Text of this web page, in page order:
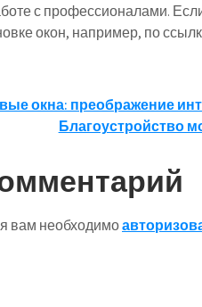
с профессионалами.
окон, например, по
окна: преображение
Благоустройство
вам необходимо